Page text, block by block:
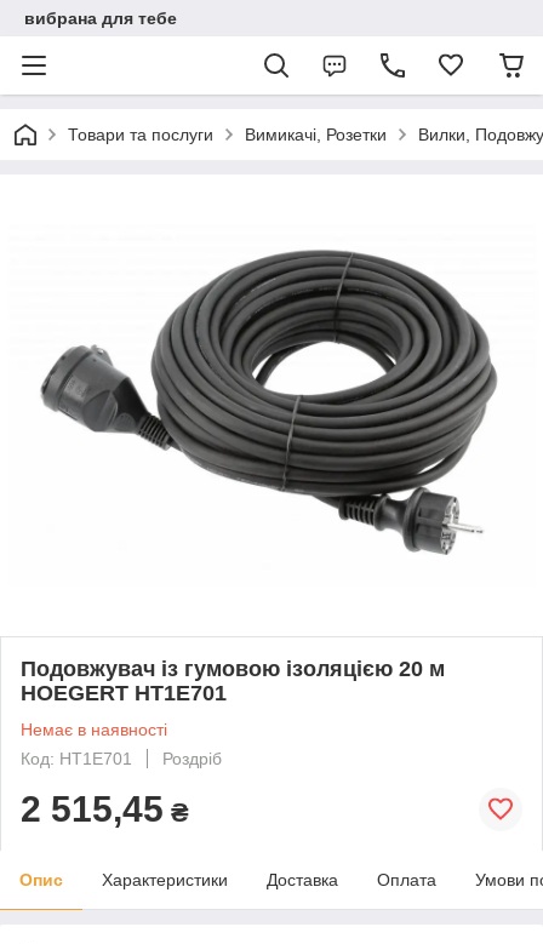
вибрана для тебе
Товари та послуги Вимикачі, Розетки Вилки,
Подовжувач із гумовою ізоляцією 20 м
HOEGERT HT1E701
Немає в наявності
Код: HT1E701
Роздріб
2 515,45 ₴
Опис Характеристики Доставка Оплата Умови